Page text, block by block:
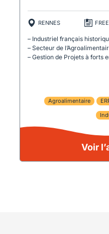
RENNES
– Industriel français
– Secteur de
– Gestion de Projets à forts
Agroalimentaire
Voir